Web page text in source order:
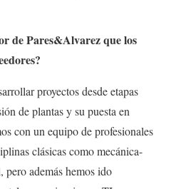
de Pares&Alvarez que los
proyectos desde etapas
de plantas y su puesta en
con un equipo de profesionales
clásicas como mecánica-
además hemos ido